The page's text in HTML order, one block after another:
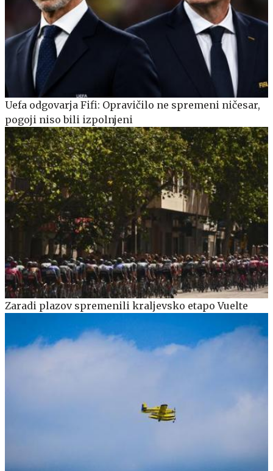
Uefa odgovarja Fifi: Opravičilo ne spremeni ničesar,
pogoji niso bili izpolnjeni
Zaradi plazov spremenili kraljevsko etapo Vuelte